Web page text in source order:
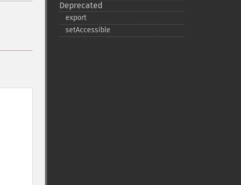
Deprecated
export
setAccessible